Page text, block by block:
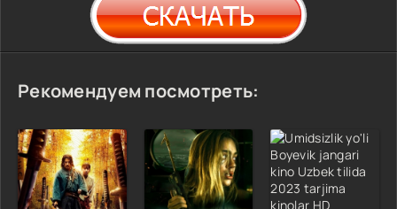
Рекомендуем посмотреть: